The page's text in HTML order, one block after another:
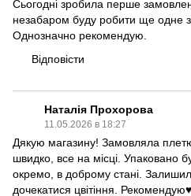
Сьогодні зробила перше
незабаром буду робити ще одне
Однозначно рекомендую.
Відповісти
Наталія Прохорова
11.05.2026 в 18:27
Дякую магазину! Замовляла
швидко, все на місці. Упаковано
окремо, в доброму стані.
дочекатися цвітіння. Рекомендую♥️